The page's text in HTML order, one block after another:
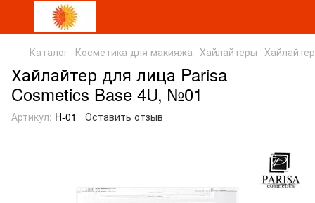
Каталог Косметика для макияжа Хайлайтеры
Хайлайтер для лица Parisa
Cosmetics Base 4U, №01
Артикул: H-01 Оставить отзыв